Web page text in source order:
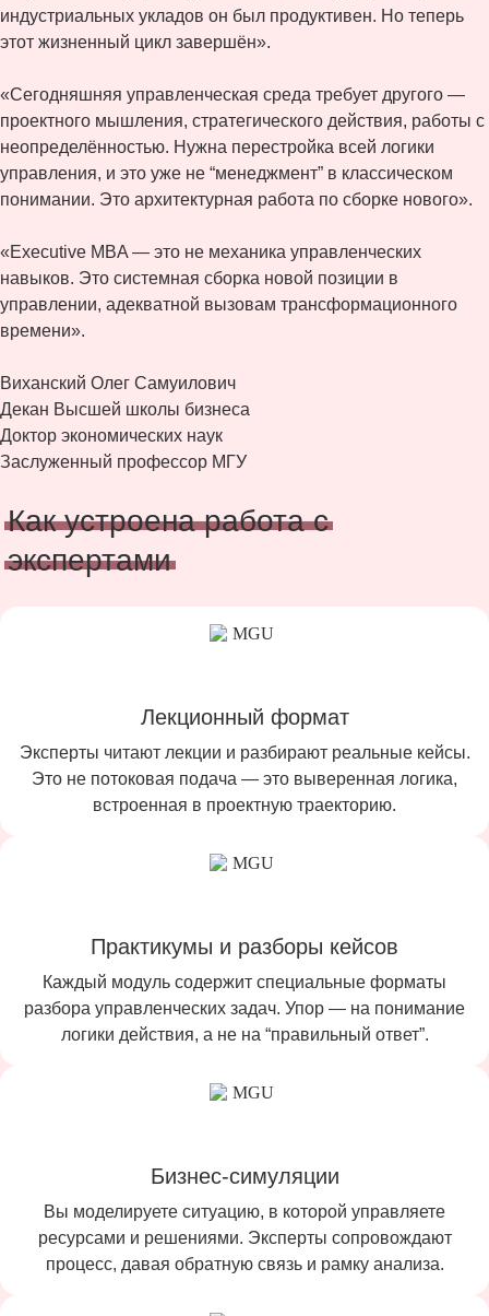
индустриальных укладов он был продуктивен. Но теперь
этот жизненный цикл завершён».
«Сегодняшняя управленческая среда требует другого —
проектного мышления, стратегического действия, работы с
неопределённостью. Нужна перестройка всей логики
управления, и это уже не “менеджмент” в классическом
понимании. Это архитектурная работа по сборке нового».
«Executive MBA — это не механика управленческих
навыков. Это системная сборка новой позиции в
управлении, адекватной вызовам трансформационного
времени».
Виханский Олег Самуилович
Декан Высшей школы бизнеса
Доктор экономических наук
Заслуженный профессор МГУ
Как устроена работа с
экспертами
Лекционный формат
Эксперты читают лекции и разбирают реальные кейсы.
Это не потоковая подача — это выверенная логика,
встроенная в проектную траекторию.
Практикумы и разборы кейсов
Каждый модуль содержит специальные форматы
разбора управленческих задач. Упор — на понимание
логики действия, а не на “правильный ответ”.
Бизнес-симуляции
Вы моделируете ситуацию, в которой управляете
ресурсами и решениями. Эксперты сопровождают
процесс, давая обратную связь и рамку анализа.